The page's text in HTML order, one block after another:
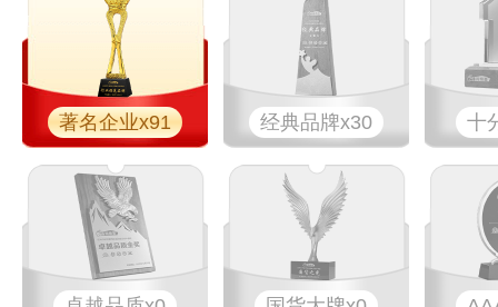
著名企业x91 经典品牌x30 十